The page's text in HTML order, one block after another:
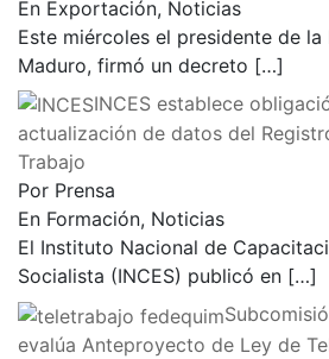
En Exportación, Noticias
Este miércoles el presidente de la
Maduro, firmó un decreto […]
INCES establece
actualización de datos del
Trabajo
Por Prensa
En Formación, Noticias
El Instituto Nacional de
Socialista (INCES) publicó en […]
evalúa Anteproyecto de Ley de